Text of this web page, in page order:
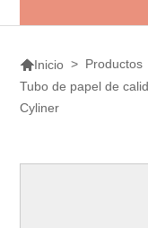
Inicio > Productos
Tubo de papel de
Cyliner